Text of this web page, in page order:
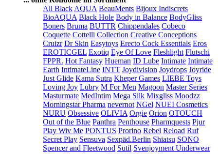
All Black AQUA BeauMents Bijoux Indiscrets
BioAQUA Black Hole Body in Balance BodyGliss
Boners Bruma BUTTR Chippendales Cobeco
Coquette Cottelli Collection Creative Conceptions
Cruizr Dr Skin Easytoys Erecto Cock Essentials Eros
EROTICGEL Exotiq Eye Of Love Fleshlight Flutschi
FPPR. Hot Fantasy Hueman ID Lube Intimate Intimate
Earth IntimateLine INTT Joydivision Joydrops Joyride
Just Glide Kama Sutra Kheper Games LIEBE Toys
Loving Joy Lubry M For Men Magoon Master Series
Masturmate MedIntim Mega Silk Mixgliss Moodzz
Morningstar Pharma nevernot NGel NUEI Cosmetics
NURU Obsessive OLIVIA Orgie Orion OTOUCH
Out of the Blue Panthra Penthouse Pharmquests Pjur
Play Wiv Me PONTUS Prorino Rebel Reload Ruf
Secret Play Sensuva Sexpäd.Berlin Shiatsu SONO
Spencer and Fleetwood Sutil Svenjoyment Underwear